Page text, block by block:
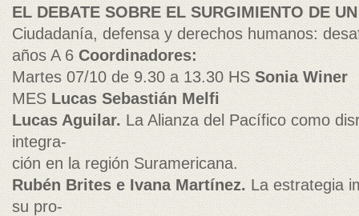
EL DEBATE SOBRE EL SURGIMIENTO DE
Ciudadanía, defensa y derechos humanos:
años A 6 Coordinadores:
Martes 07/10 de 9.30 a 13.30 HS Sonia Winer
MES Lucas Sebastián Melfi
Lucas Aguilar.La Alianza del Pacífico como
integra-
ción en la región Suramericana.
Rubén Brites e Ivana Martínez. La estrategia
su pro-